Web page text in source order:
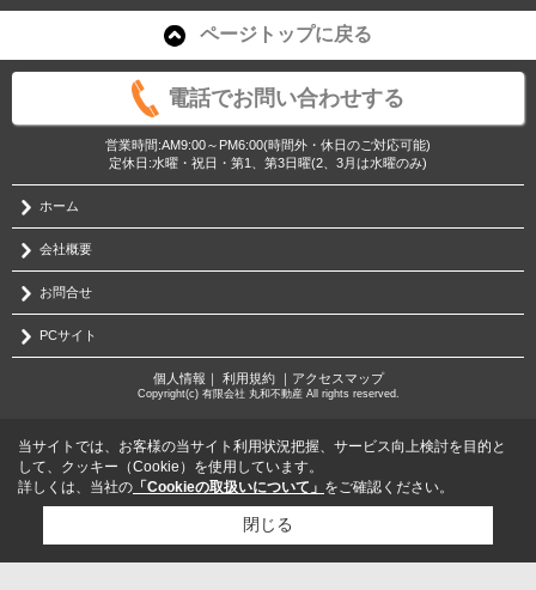
ページトップに戻る
電話でお問い合わせする
営業時間:AM9:00～PM6:00(時間外・休日のご対応可能)
定休日:水曜・祝日・第1、第3日曜(2、3月は水曜のみ)
ホーム
会社概要
お問合せ
PCサイト
個人情報 ｜ 利用規約｜ アクセスマップ
Copyright(c) 有限会社 丸和不動産 All rights reserved.
当サイトでは、お客様の当サイト利用状況把握、サービス向上検討を目的と
して、クッキー（Cookie）を使用しています。
詳しくは、当社の 「Cookieの取扱いについて」 をご確認ください。
閉じる